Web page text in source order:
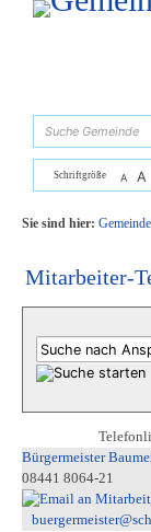
Zum Inhalt, zur
Schriftgröße A A
Sie sind hier:
Mitarbeiter-
Bürgermeister
08441 8064-21